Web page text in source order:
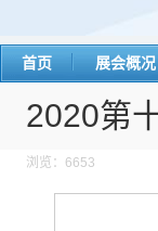
首页 展会概况
2020第
浏览：6653